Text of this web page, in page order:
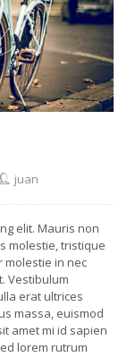
juan
elit. Mauris non
molestie, tristique
molestie in nec
Vestibulum
erat ultrices
massa, euismod
amet mi id sapien
lorem rutrum